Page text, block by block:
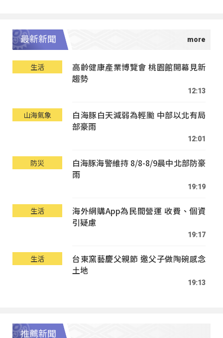
最新新聞
生活
高齡健康產業博覽會 桃園館開幕見新
趨勢
12:13
山海氣象
白海豚白天減弱為輕颱 中部以北有局
部豪雨
12:01
防災
白海豚海警維持 8/8-8/9晨中北部防豪
雨
19:19
生活
海外網購App為民間營運 收費、個資
引疑慮
19:17
生活
台東窯藝慶父親節 邀父子做陶碗感念
土地
19:13
推薦新聞